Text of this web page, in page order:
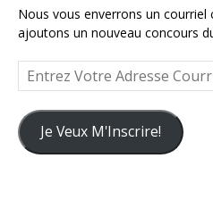
Nous vous enverrons un courriel
ajoutons un nouveau concours
Entrez
Votre
Adresse
Courriel
Ici
Je Veux M'Inscrire!